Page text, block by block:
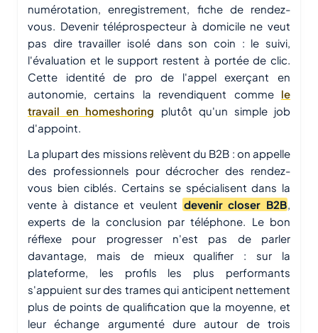
numérotation, enregistrement, fiche de rendez-
vous. Devenir téléprospecteur à domicile ne veut
pas dire travailler isolé dans son coin : le suivi,
l'évaluation et le support restent à portée de clic.
Cette identité de pro de l'appel exerçant en
autonomie, certains la revendiquent comme le
travail en homeshoring plutôt qu'un simple job
d'appoint.
La plupart des missions relèvent du B2B : on appelle
des professionnels pour décrocher des rendez-
vous bien ciblés. Certains se spécialisent dans la
vente à distance et veulent devenir closer B2B,
experts de la conclusion par téléphone. Le bon
réflexe pour progresser n'est pas de parler
davantage, mais de mieux qualifier : sur la
plateforme, les profils les plus performants
s'appuient sur des trames qui anticipent nettement
plus de points de qualification que la moyenne, et
leur échange argumenté dure autour de trois